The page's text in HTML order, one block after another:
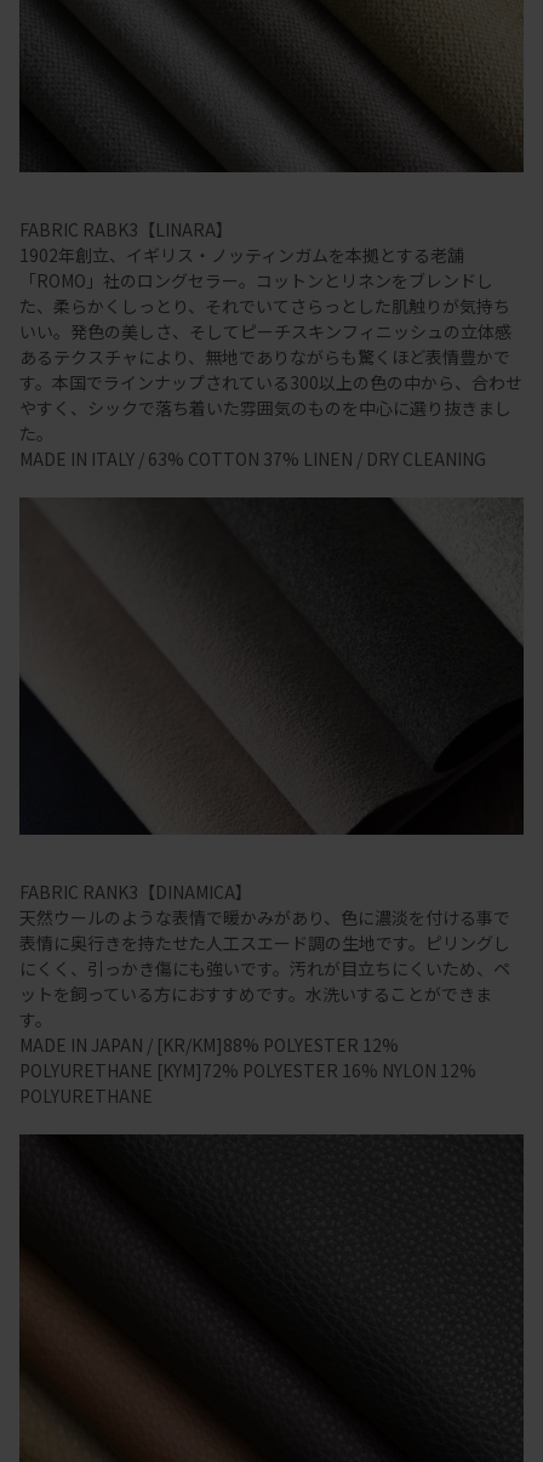
FABRIC RABK3【LINARA】
1902年創立、イギリス・ノッティンガムを本拠とする老舗
「ROMO」社のロングセラー。コットンとリネンをブレンドし
た、柔らかくしっとり、それでいてさらっとした肌触りが気持ち
いい。発色の美しさ、そしてピーチスキンフィニッシュの立体感
あるテクスチャにより、無地でありながらも驚くほど表情豊かで
す。本国でラインナップされている300以上の色の中から、合わせ
やすく、シックで落ち着いた雰囲気のものを中心に選り抜きまし
た。
MADE IN ITALY / 63% COTTON 37% LINEN / DRY CLEANING
FABRIC RANK3【DINAMICA】
天然ウールのような表情で暖かみがあり、色に濃淡を付ける事で
表情に奥行きを持たせた人工スエード調の生地です。ピリングし
にくく、引っかき傷にも強いです。汚れが目立ちにくいため、ペ
ットを飼っている方におすすめです。水洗いすることができま
す。
MADE IN JAPAN / [KR/KM]88% POLYESTER 12%
POLYURETHANE [KYM]72% POLYESTER 16% NYLON 12%
POLYURETHANE